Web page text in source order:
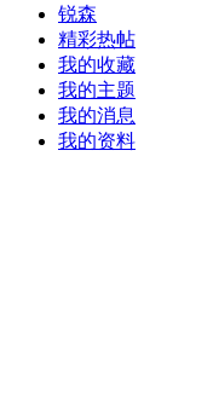
锐森
精彩热帖
我的收藏
我的主题
我的消息
我的资料